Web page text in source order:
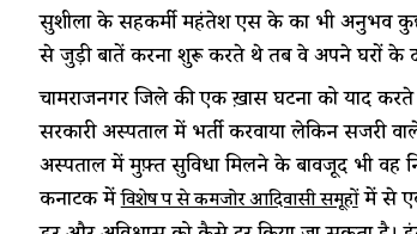
सुशीला के सहकर्मी महंतेश एस के का भी अनुभव कुछ
से जुड़ी बातें करना शुरू करते थे तब वे अपने घरों
चामराजनगर जिले की एक ख़ास घटना को याद
सरकारी अस्पताल में भर्ती करवाया लेकिन सर्जरी
अस्पताल में मुफ़्त सुविधा मिलने के बावजूद भी वह
कर्नाटक मेंविशेष रूप से कमजोर आदिवासी समूहोंमें से